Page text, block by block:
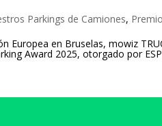
Parkings de Camiones,
Europea en Bruselas, mowiz
Award 2025, otorgado por